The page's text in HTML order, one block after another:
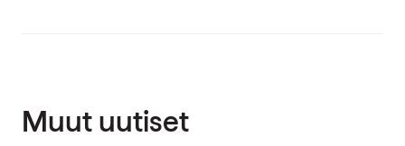
Muut uutiset